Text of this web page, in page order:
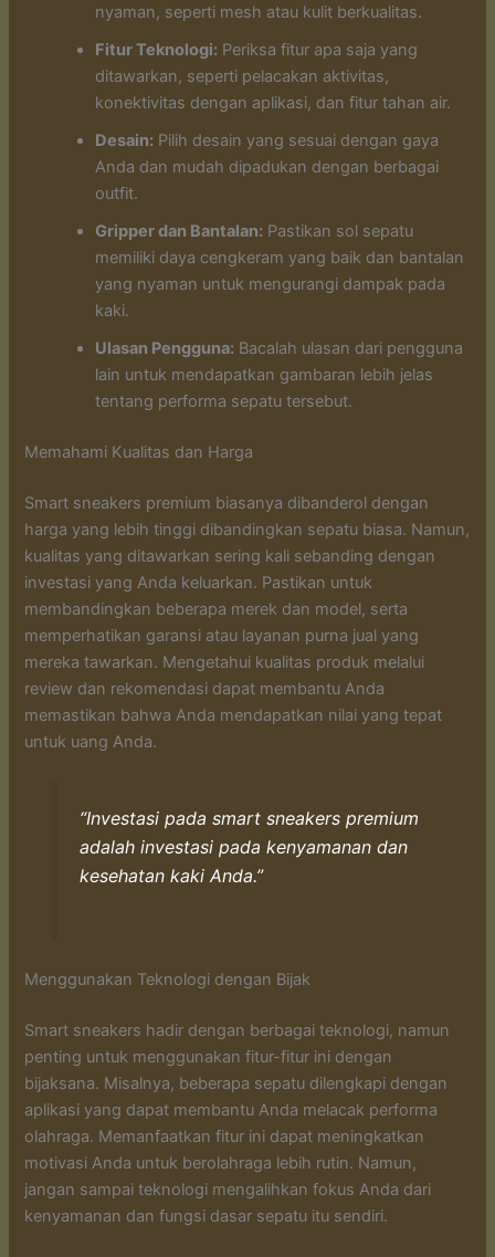
nyaman, seperti mesh atau kulit berkualitas.
Fitur Teknologi: Periksa fitur apa saja yang
ditawarkan, seperti pelacakan aktivitas,
konektivitas dengan aplikasi, dan fitur tahan air.
Desain: Pilih desain yang sesuai dengan gaya
Anda dan mudah dipadukan dengan berbagai
outfit.
Gripper dan Bantalan: Pastikan sol sepatu
memiliki daya cengkeram yang baik dan bantalan
yang nyaman untuk mengurangi dampak pada
kaki.
Ulasan Pengguna: Bacalah ulasan dari pengguna
lain untuk mendapatkan gambaran lebih jelas
tentang performa sepatu tersebut.
Memahami Kualitas dan Harga
Smart sneakers premium biasanya dibanderol dengan
harga yang lebih tinggi dibandingkan sepatu biasa. Namun,
kualitas yang ditawarkan sering kali sebanding dengan
investasi yang Anda keluarkan. Pastikan untuk
membandingkan beberapa merek dan model, serta
memperhatikan garansi atau layanan purna jual yang
mereka tawarkan. Mengetahui kualitas produk melalui
review dan rekomendasi dapat membantu Anda
memastikan bahwa Anda mendapatkan nilai yang tepat
untuk uang Anda.
“Investasi pada smart sneakers premium
adalah investasi pada kenyamanan dan
kesehatan kaki Anda.”
Menggunakan Teknologi dengan Bijak
Smart sneakers hadir dengan berbagai teknologi, namun
penting untuk menggunakan fitur-fitur ini dengan
bijaksana. Misalnya, beberapa sepatu dilengkapi dengan
aplikasi yang dapat membantu Anda melacak performa
olahraga. Memanfaatkan fitur ini dapat meningkatkan
motivasi Anda untuk berolahraga lebih rutin. Namun,
jangan sampai teknologi mengalihkan fokus Anda dari
kenyamanan dan fungsi dasar sepatu itu sendiri.